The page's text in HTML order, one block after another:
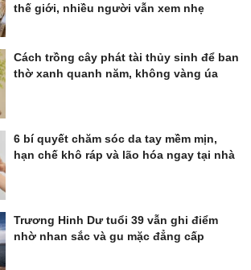
thế giới, nhiều người vẫn xem nhẹ
Cách trồng cây phát tài thủy sinh để ban
thờ xanh quanh năm, không vàng úa
6 bí quyết chăm sóc da tay mềm mịn,
hạn chế khô ráp và lão hóa ngay tại nhà
Trương Hinh Dư tuổi 39 vẫn ghi điểm
nhờ nhan sắc và gu mặc đẳng cấp